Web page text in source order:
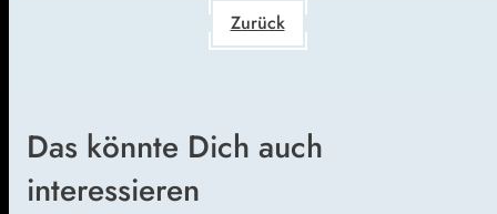
Zurück
Das könnte Dich auch
interessieren